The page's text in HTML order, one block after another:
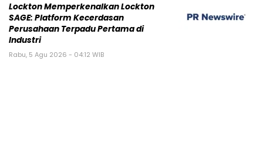
Lockton Memperkenalkan Lockton
SAGE: Platform Kecerdasan
Perusahaan Terpadu Pertama di
Industri
Rabu, 5 Agu 2026 - 04:12 WIB